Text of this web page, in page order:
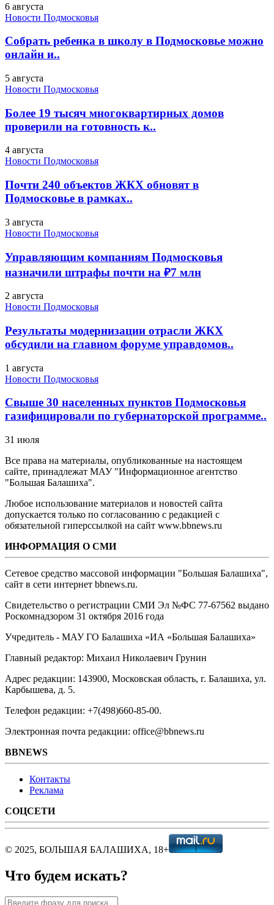
6 августа
Новости Подмосковья
Собрать ребенка в школу в Подмосковье можно
онлайн и..
5 августа
Новости Подмосковья
Более 19 тысяч многоквартирных домов
проверили на готовность к..
4 августа
Новости Подмосковья
Почти 240 объектов ЖКХ обновят в
Подмосковье в рамках..
3 августа
Новости Подмосковья
Управляющим компаниям Подмосковья
назначили штрафы почти на ₽7 млн
2 августа
Новости Подмосковья
Результаты модернизации отрасли ЖКХ
обсудили на главном форуме управдомов..
1 августа
Новости Подмосковья
Свыше 30 населенных пунктов Подмосковья
газифицировали по губернаторской программе..
31 июля
Все права на материалы, опубликованные на настоящем
сайте, принадлежат МАУ "Информационное агентство
"Большая Балашиха".
Любое использование материалов и новостей сайта
допускается только по согласованию с редакцией с
обязательной гиперссылкой на сайт www.bbnews.ru
ИНФОРМАЦИЯ О СМИ
Сетевое средство массовой информации "Большая Балашиха",
сайт в сети интернет bbnews.ru.
Свидетельство о регистрации СМИ Эл №ФС ‎77-67562 выдано
Роскомнадзором 31 октября 2016 года
Учредитель - МАУ ГО Балашиха «ИА «Большая Балашиха»
Главный редактор: Михаил Николаевич Грунин
Адрес редакции: 143900, Московская область, г. Балашиха, ул.
Карбышева, д. 5.
Телефон редакции: +7(498)660-85-00.
Электронная почта редакции: office@bbnews.ru
BBNEWS
Контакты
Реклама
СОЦСЕТИ
© 2025, БОЛЬШАЯ БАЛАШИХА, 18+
Что будем искать?